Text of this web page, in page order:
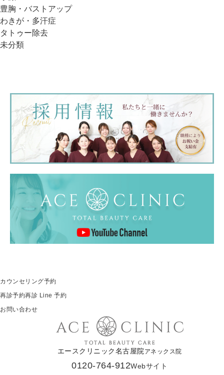
豊胸・バストアップ
わきが・多汗症
タトゥー除去
未分類
カウンセリング予約
再診予約再診 Line 予約
お問い合わせ
エースクリニック名古屋院アネックス院
0120-764-912Webサイト